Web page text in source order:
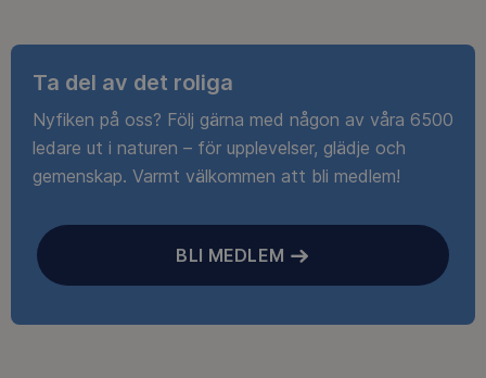
Ta del av det roliga
Nyfiken på oss? Följ gärna med någon av våra 6500
ledare ut i naturen – för upplevelser, glädje och
gemenskap. Varmt välkommen att bli medlem!
BLI MEDLEM